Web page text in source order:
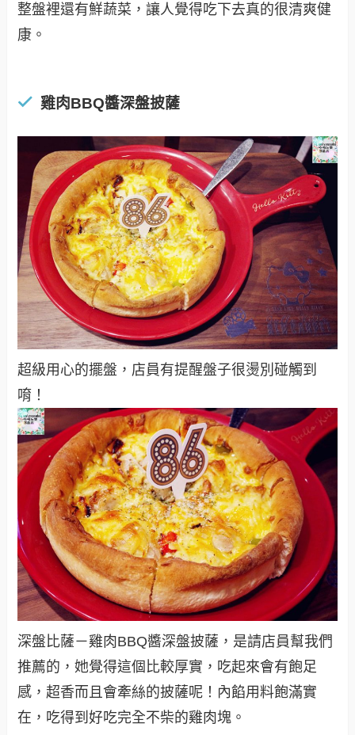
整盤裡還有鮮蔬菜，讓人覺得吃下去真的很清爽健
康。
雞肉BBQ醬深盤披薩
超級用心的擺盤，店員有提醒盤子很燙別碰觸到
唷！
深盤比薩－雞肉BBQ醬深盤披薩，是請店員幫我們
推薦的，她覺得這個比較厚實，吃起來會有飽足
感，超香而且會牽絲的披薩呢！內餡用料飽滿實
在，吃得到好吃完全不柴的雞肉塊。